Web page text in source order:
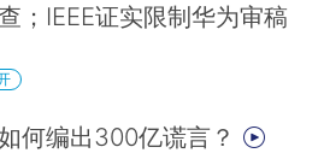
；IEEE证实限制华为审稿
何编出300亿谎言？